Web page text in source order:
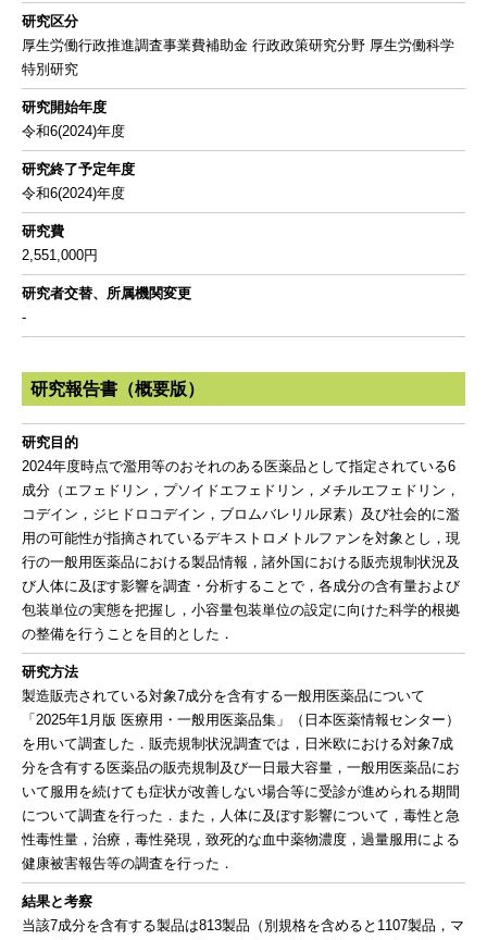
研究区分
厚生労働行政推進調査事業費補助金 行政政策研究分野 厚生労働科学
特別研究
研究開始年度
令和6(2024)年度
研究終了予定年度
令和6(2024)年度
研究費
2,551,000円
研究者交替、所属機関変更
-
研究報告書（概要版）
研究目的
2024年度時点で濫用等のおそれのある医薬品として指定されている6
成分（エフェドリン，プソイドエフェドリン，メチルエフェドリン，
コデイン，ジヒドロコデイン，ブロムバレリル尿素）及び社会的に濫
用の可能性が指摘されているデキストロメトルファンを対象とし，現
行の一般用医薬品における製品情報，諸外国における販売規制状況及
び人体に及ぼす影響を調査・分析することで，各成分の含有量および
包装単位の実態を把握し，小容量包装単位の設定に向けた科学的根拠
の整備を行うことを目的とした．
研究方法
製造販売されている対象7成分を含有する一般用医薬品について
「2025年1月版 医療用・一般用医薬品集」（日本医薬情報センター）
を用いて調査した．販売規制状況調査では，日米欧における対象7成
分を含有する医薬品の販売規制及び一日最大容量，一般用医薬品にお
いて服用を続けても症状が改善しない場合等に受診が進められる期間
について調査を行った．また，人体に及ぼす影響について，毒性と急
性毒性量，治療，毒性発現，致死的な血中薬物濃度，過量服用による
健康被害報告等の調査を行った．
結果と考察
当該7成分を含有する製品は813製品（別規格を含めると1107製品，マ